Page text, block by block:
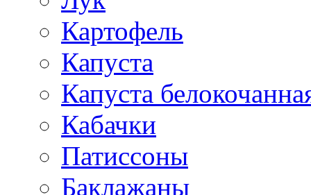
Картофель
Капуста
Капуста
Кабачки
Патиссоны
Баклажаны